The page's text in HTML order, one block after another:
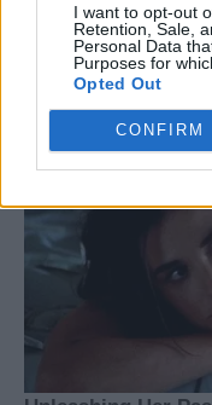
I want to opt-out
Retention, Sale,
Personal Data
Purposes for
Opted Out
CONFIRM